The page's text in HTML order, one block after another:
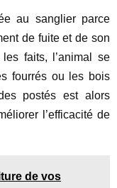
au sanglier parce
de fuite et de son
faits, l’animal se
fourrés ou les bois
postés est alors
l’efficacité de
de vos